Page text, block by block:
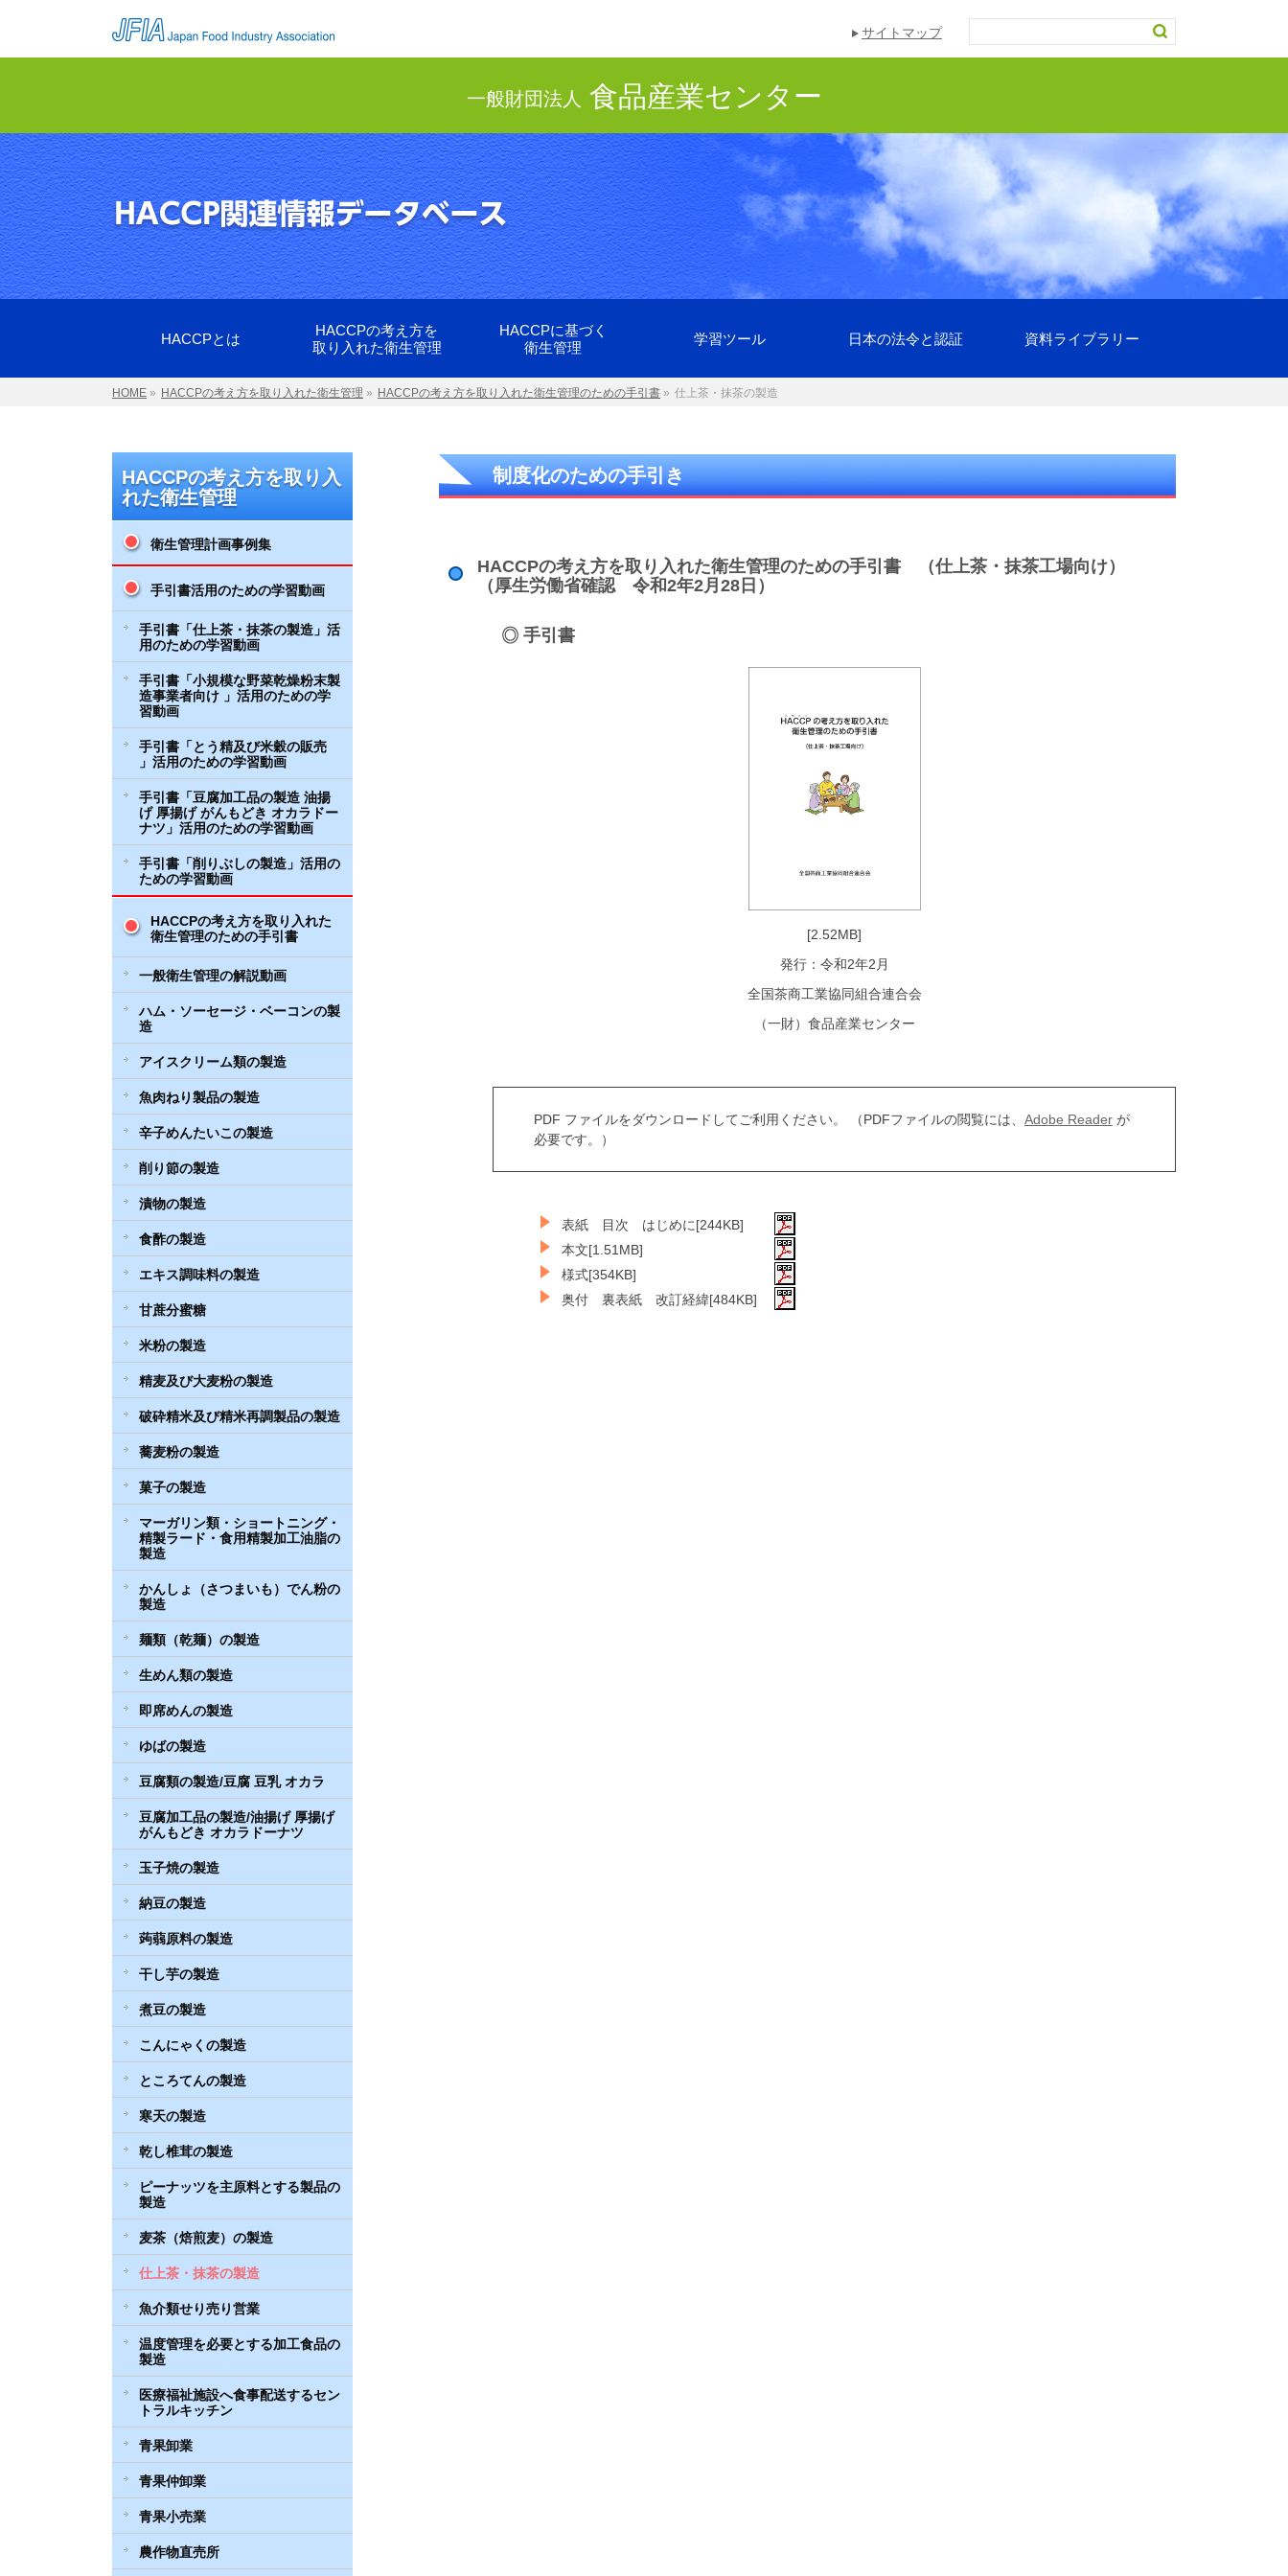
サイトマップ
一般財団法人 食品産業センター
HACCPとは
HACCPの考え方を
取り入れた衛生管理
HACCPに基づく
衛生管理
学習ツール 日本の法令と認証 資料ライブラリー
HOME » HACCPの考え方を取り入れた衛生管理 » HACCPの考え方を取り入れた衛生管理のための手引書 » 仕上茶・抹茶の製造
制度化のための手引き
HACCPの考え方を取り入れた衛生管理のための手引書 （仕上茶・抹茶工場向け）
（厚生労働省確認 令和2年2月28日）
手引書
[2.52MB]
発行：令和2年2月
全国茶商工業協同組合連合会
（一財）食品産業センター
PDF ファイルをダウンロードしてご利用ください。 （PDFファイルの閲覧には、 Adobe Reader が
必要です。）
表紙 目次 はじめに[244KB]
本文[1.51MB]
様式[354KB]
奥付 裏表紙 改訂経緯[484KB]
HACCPの考え方を取り入
れた衛生管理
衛生管理計画事例集
手引書活用のための学習動画
手引書「仕上茶・抹茶の製造」活
用のための学習動画
手引書「小規模な野菜乾燥粉末製
造事業者向け 」活用のための学
習動画
手引書「とう精及び米穀の販売
」活用のための学習動画
手引書「豆腐加工品の製造 油揚
げ 厚揚げ がんもどき オカラドー
ナツ」活用のための学習動画
手引書「削りぶしの製造」活用の
ための学習動画
HACCPの考え方を取り入れた
衛生管理のための手引書
一般衛生管理の解説動画
ハム・ソーセージ・ベーコンの製
造
アイスクリーム類の製造
魚肉ねり製品の製造
辛子めんたいこの製造
削り節の製造
漬物の製造
食酢の製造
エキス調味料の製造
甘蔗分蜜糖
米粉の製造
精麦及び大麦粉の製造
破砕精米及び精米再調製品の製造
蕎麦粉の製造
菓子の製造
マーガリン類・ショートニング・
精製ラード・食用精製加工油脂の
製造
かんしょ（さつまいも）でん粉の
製造
麺類（乾麺）の製造
生めん類の製造
即席めんの製造
ゆばの製造
豆腐類の製造/豆腐 豆乳 オカラ
豆腐加工品の製造/油揚げ 厚揚げ
がんもどき オカラドーナツ
玉子焼の製造
納豆の製造
蒟蒻原料の製造
干し芋の製造
煮豆の製造
こんにゃくの製造
ところてんの製造
寒天の製造
乾し椎茸の製造
ピーナッツを主原料とする製品の
製造
麦茶（焙煎麦）の製造
仕上茶・抹茶の製造
魚介類せり売り営業
温度管理を必要とする加工食品の
製造
医療福祉施設へ食事配送するセン
トラルキッチン
青果卸業
青果仲卸業
青果小売業
農作物直売所